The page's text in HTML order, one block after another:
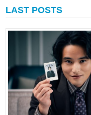
LAST POSTS